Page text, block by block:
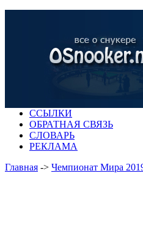
ССЫЛКИ
ОБРАТНАЯ СВЯЗЬ
СЛОВАРЬ
РЕКЛАМА
Главная -> Чемпионат Мира